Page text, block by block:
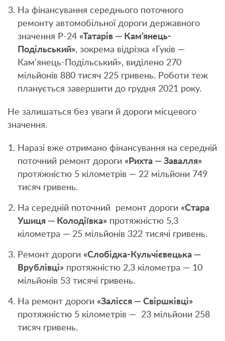
На фінансування середнього поточного
ремонту автомобільної дороги державного
значення Р-24 «Татарів — Кам’янець-
Подільський», зокрема відрізка «Гуків —
Кам’янець-Подільський», виділено 270
мільйонів 880 тисяч 225 гривень. Роботи теж
планується завершити до грудня 2021 року.
Не залишаться без уваги й дороги місцевого
значення.
Наразі вже отримано фінансування на середній
поточний ремонт дороги «Рихта — Завалля»
протяжністю 5 кілометрів — 22 мільйони 749
тисяч гривень.
На середній поточний ремонт дороги «Стара
Ушиця — Колодіївка» протяжністю 5,3
кілометра — 25 мільйонів 322 тисячі гривень.
Ремонт дороги «Слобідка-Кульчієвецька —
Врублівці» протяжністю 2,3 кілометра — 10
мільйонів 53 тисячі гривень.
На ремонт дороги «Залісся — Свіршківці»
протяжністю 5 кілометрів — 23 мільйони 258
тисяч гривень.